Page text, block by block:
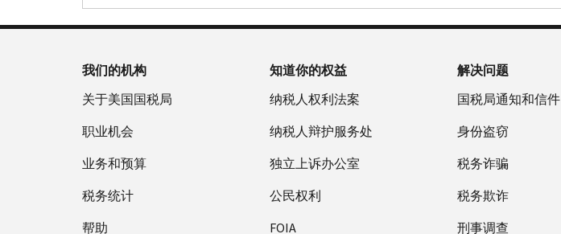
我们的机构
关于美国国税局
职业机会
业务和预算
税务统计
帮助
知道你的权益
纳税人权利法案
纳税人辩护服务处
独立上诉办公室
公民权利
FOIA
解决问题
国税局通知和信件
身份盗窃
税务诈骗
税务欺诈
刑事调查